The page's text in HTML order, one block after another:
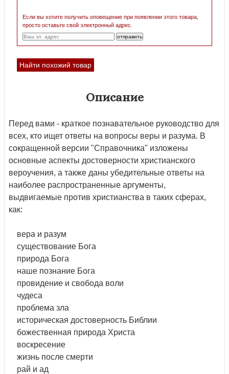
Если вы хотите получить оповещение при появлении этого товара,
просто оставьте свой электронный адрес.
Найти похожий товар
Описание
Перед вами - краткое познавательное руководство для
всех, кто ищет ответы на вопросы веры и разума. В
сокращенной версии "Справочника" изложены
основные аспекты достоверности христианского
вероучения, а также даны убедительные ответы на
наиболее распространенные аргументы,
выдвигаемые против христианства в таких сферах,
как:
вера и разум
существование Бога
природа Бога
наше познание Бога
провидение и свобода воли
чудеса
проблема зла
историческая достоверность Библии
божественная природа Христа
воскресение
жизнь после смерти
рай и ад